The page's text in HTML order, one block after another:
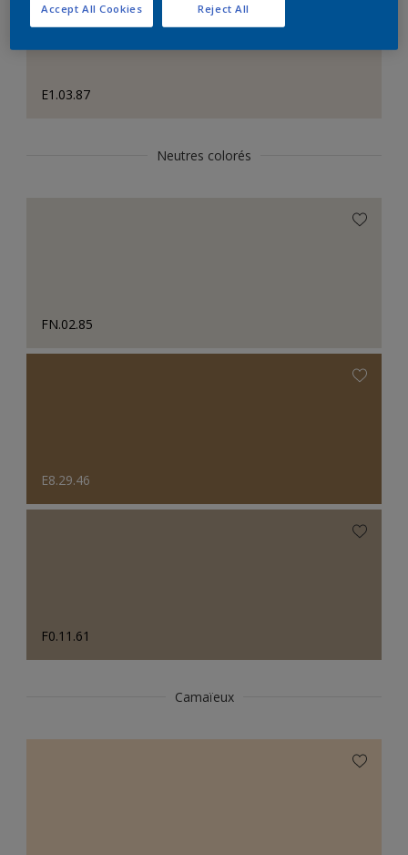
E1.03.87
Neutres colorés
FN.02.85
E8.29.46
F0.11.61
Camaïeux
Reject All
Accept All Cookies